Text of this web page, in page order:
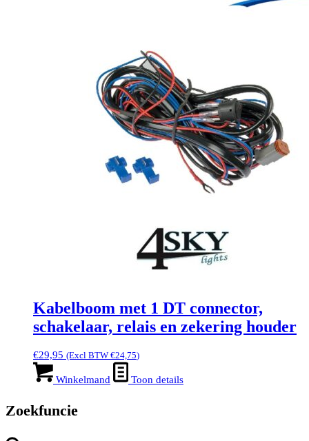
Kabelboom met 1 DT connector,
schakelaar, relais en zekering houder
€29,95 (Excl BTW €24,75)
Winkelmand Toon details
Zoekfuncie